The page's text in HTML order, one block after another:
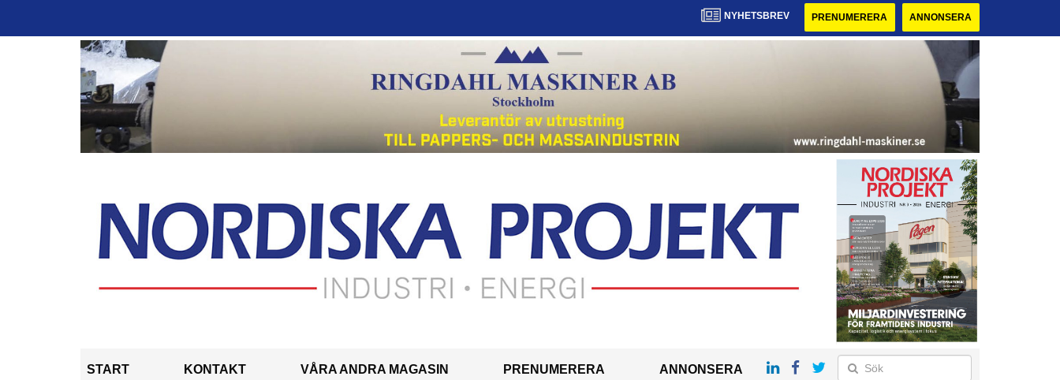
NYHETSBREV PRENUMERERA ANNONSERA
START KONTAKT VÅRA ANDRA MAGASIN PRENUMERERA ANNONSERA